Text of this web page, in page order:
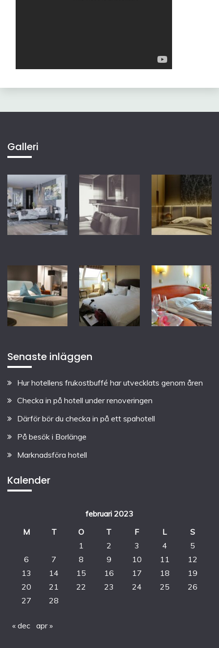
Galleri
Senaste inläggen
Hur hotellens frukostbuffé har utvecklats genom åren
Checka in på hotell under renoveringen
Därför bör du checka in på ett spahotell
På besök i Borlänge
Marknadsföra hotell
Kalender
februari 2023
M
T O T F L
S
1
2 3 4
5
6
7 8 9 10 11
12
13
14 15 16 17 18
19
20
21 22 23 24 25
26
27
28
« dec apr »